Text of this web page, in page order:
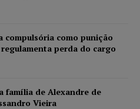
compulsória como punição
perda do cargo
família de Alexandre de
Vieira